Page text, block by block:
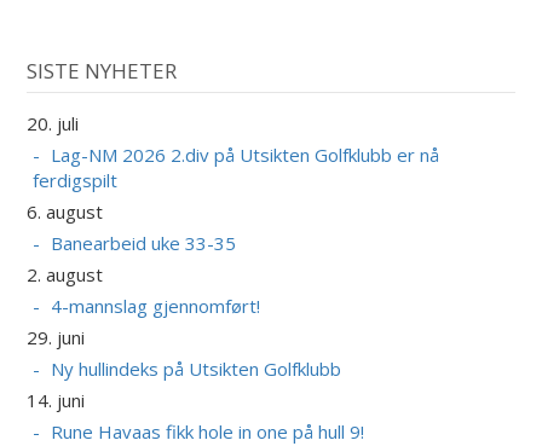
SISTE NYHETER
20. juli
Lag-NM 2026 2.div på Utsikten Golfklubb er nå
ferdigspilt
6. august
Banearbeid uke 33-35
2. august
4-mannslag gjennomført!
29. juni
Ny hullindeks på Utsikten Golfklubb
14. juni
Rune Havaas fikk hole in one på hull 9!